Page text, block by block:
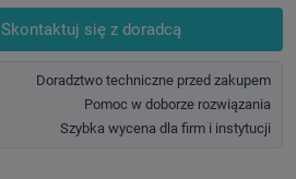
Skontaktuj się z doradcą
Doradztwo techniczne przed zakupem
Pomoc w doborze rozwiązania
Szybka wycena dla firm i instytucji